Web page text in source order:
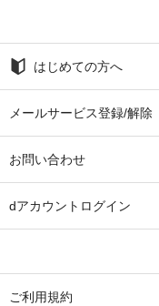
はじめての方へ
メールサービス登録/解除
お問い合わせ
dアカウントログイン
ご利用規約